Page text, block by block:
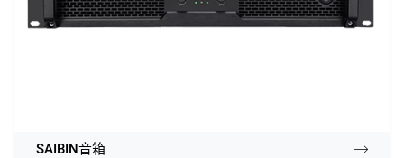
SAIBIN音箱